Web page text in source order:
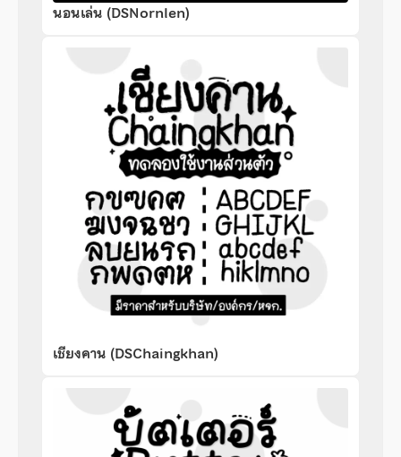
นอนเล่น (DSNornlen)
เชียงคาน (DSChaingkhan)